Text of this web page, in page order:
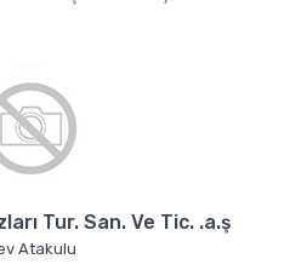
Tur. San. Ve Tic. .a.ş
Atakulu